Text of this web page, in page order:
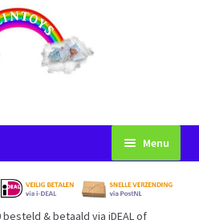
Menu
& betaald via iDEAL of